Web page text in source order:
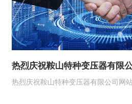
热烈庆祝鞍山特种变压器有限
热烈庆祝鞍山特种变压器有限公司网